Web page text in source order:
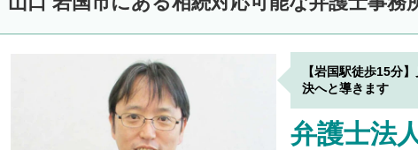
【岩国駅徒歩15分
決へと導きます
弁護士法